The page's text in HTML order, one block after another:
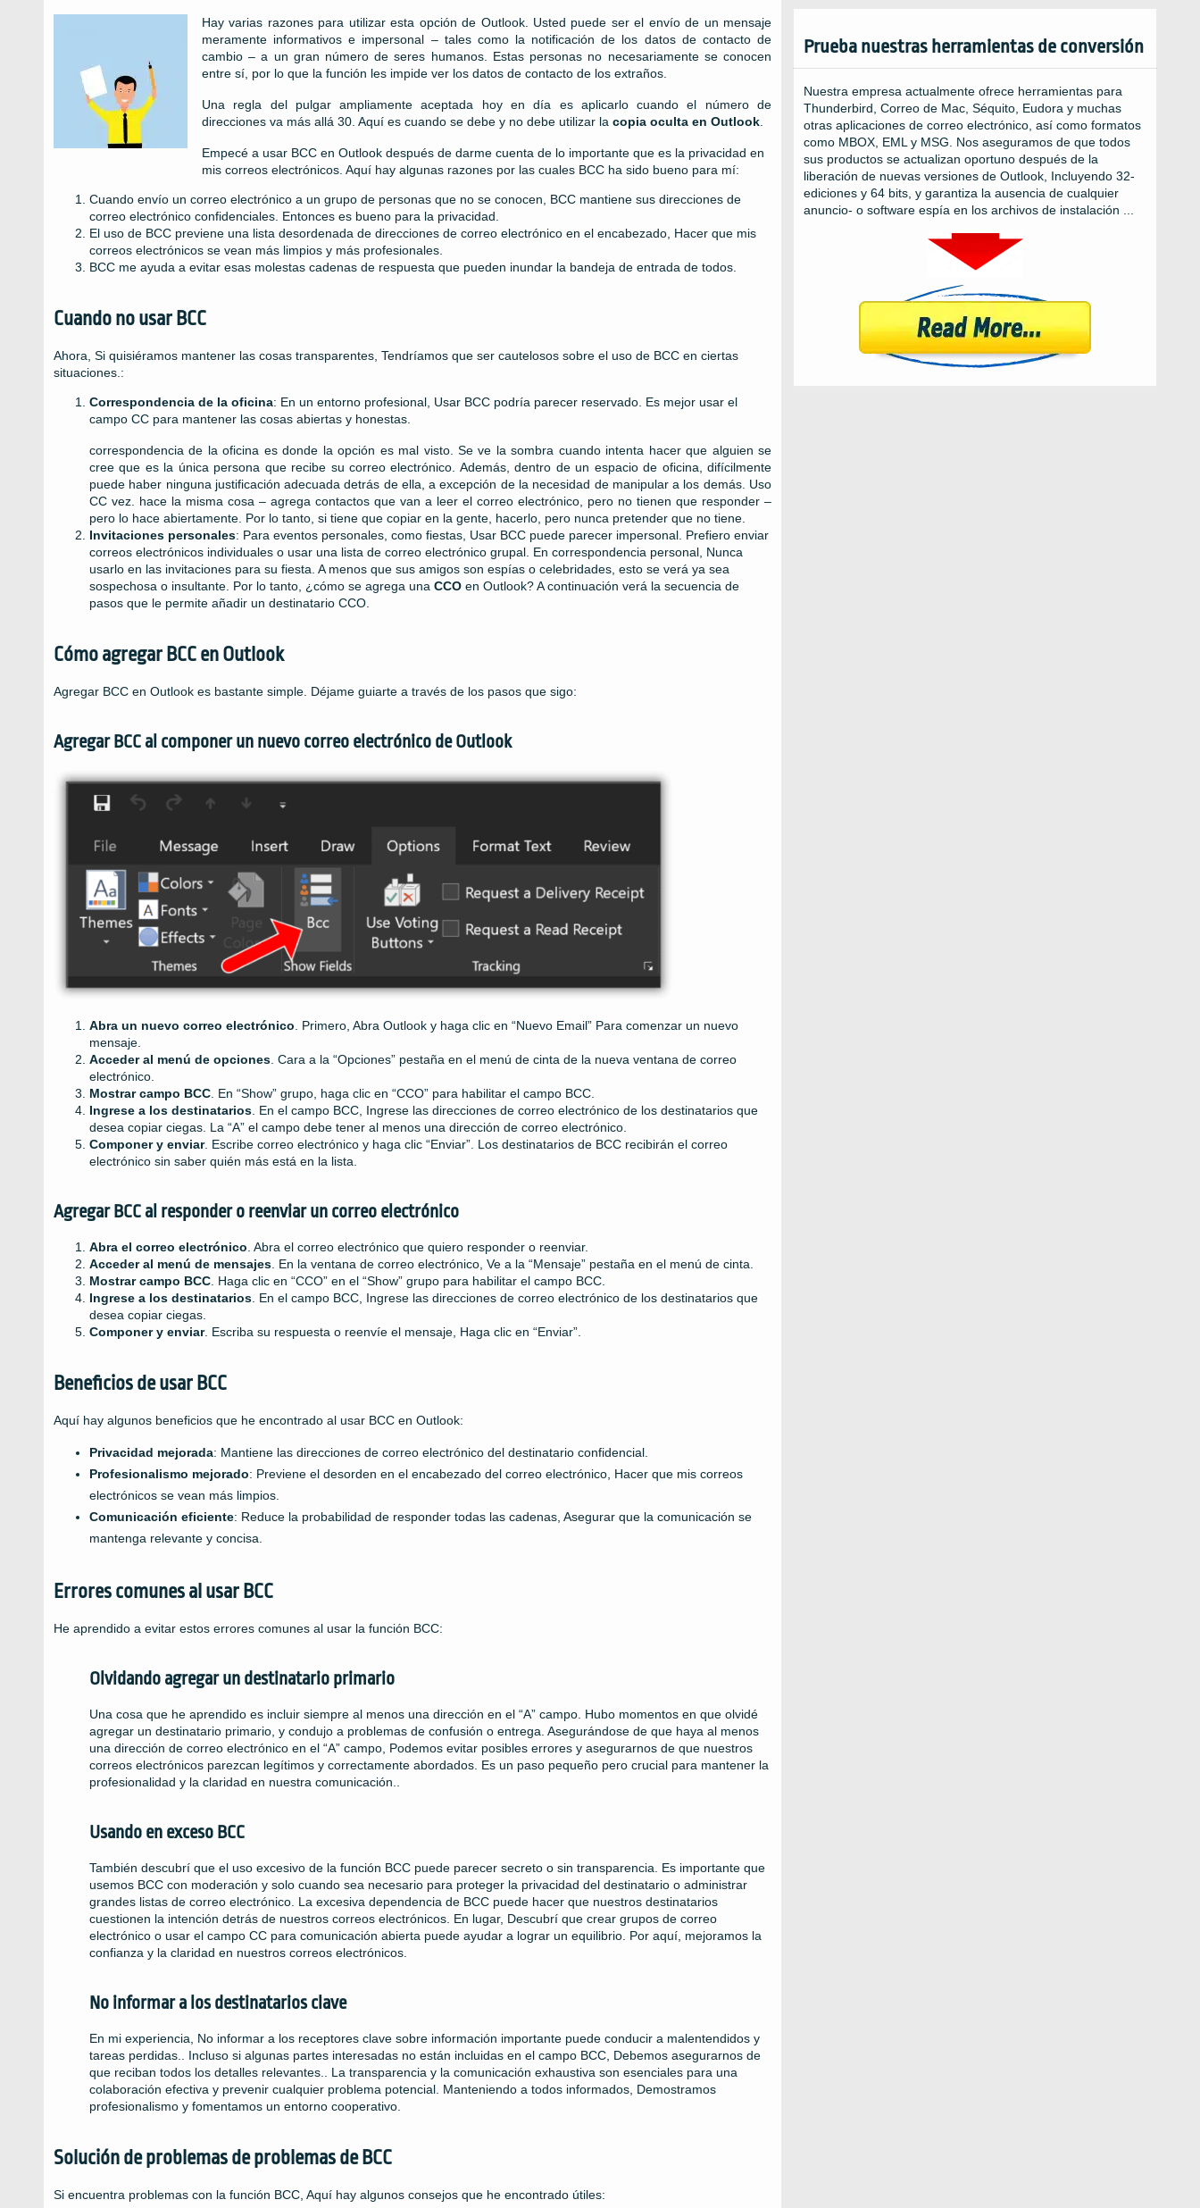
Hay varias razones para utilizar esta opción de Outlook. Usted puede ser el envío de un mensaje
meramente informativos e impersonal – tales como la notificación de los datos de contacto de
cambio – a un gran número de seres humanos. Estas personas no necesariamente se conocen
entre sí, por lo que la función les impide ver los datos de contacto de los extraños.
Una regla del pulgar ampliamente aceptada hoy en día es aplicarlo cuando el número de
direcciones va más allá 30. Aquí es cuando se debe y no debe utilizar la copia oculta en Outlook
Empecé a usar BCC en Outlook después de darme cuenta de lo importante que es la privacidad en
mis correos electrónicos. Aquí hay algunas razones por las cuales BCC ha sido bueno para mí:
Cuando envío un correo electrónico a un grupo de personas que no se conocen, BCC mantiene sus direcciones de
correo electrónico confidenciales. Entonces es bueno para la privacidad.
El uso de BCC previene una lista desordenada de direcciones de correo electrónico en el encabezado, Hacer que mis
correos electrónicos se vean más limpios y más profesionales.
BCC me ayuda a evitar esas molestas cadenas de respuesta que pueden inundar la bandeja de entrada de todos.
Cuando no usar BCC
Ahora, Si quisiéramos mantener las cosas transparentes, Tendríamos que ser cautelosos sobre el uso de BCC en ciertas
situaciones.:
Correspondencia de la oficina: En un entorno profesional, Usar BCC podría parecer reservado. Es mejor usar el
campo CC para mantener las cosas abiertas y honestas.
correspondencia de la oficina es donde la opción es mal visto. Se ve la sombra cuando intenta hacer que alguien se
cree que es la única persona que recibe su correo electrónico. Además, dentro de un espacio de oficina, difícilmente
puede haber ninguna justificación adecuada detrás de ella, a excepción de la necesidad de manipular a los demás. Uso
CC vez. hace la misma cosa – agrega contactos que van a leer el correo electrónico, pero no tienen que responder –
pero lo hace abiertamente. Por lo tanto, si tiene que copiar en la gente, hacerlo, pero nunca pretender que no tiene.
Invitaciones personales: Para eventos personales, como fiestas, Usar BCC puede parecer impersonal. Prefiero enviar
correos electrónicos individuales o usar una lista de correo electrónico grupal. En correspondencia personal, Nunca
usarlo en las invitaciones para su fiesta. A menos que sus amigos son espías o celebridades, esto se verá ya sea
sospechosa o insultante. Por lo tanto, ¿cómo se agrega una CCO en Outlook? A continuación verá la secuencia de
pasos que le permite añadir un destinatario CCO.
Cómo agregar BCC en Outlook
Agregar BCC en Outlook es bastante simple. Déjame guiarte a través de los pasos que sigo:
Agregar BCC al componer un nuevo correo electrónico de Outlook
Abra un nuevo correo electrónico. Primero, Abra Outlook y haga clic en “Nuevo Email” Para comenzar un nuevo
mensaje.
Acceder al menú de opciones. Cara a la “Opciones” pestaña en el menú de cinta de la nueva ventana de correo
electrónico.
Mostrar campo BCC. En “Show” grupo, haga clic en “CCO” para habilitar el campo BCC.
Ingrese a los destinatarios. En el campo BCC, Ingrese las direcciones de correo electrónico de los destinatarios que
desea copiar ciegas. La “A” el campo debe tener al menos una dirección de correo electrónico.
Componer y enviar. Escribe correo electrónico y haga clic “Enviar”. Los destinatarios de BCC recibirán el correo
electrónico sin saber quién más está en la lista.
Agregar BCC al responder o reenviar un correo electrónico
Abra el correo electrónico. Abra el correo electrónico que quiero responder o reenviar.
Acceder al menú de mensajes. En la ventana de correo electrónico, Ve a la “Mensaje” pestaña en el menú de cinta.
Mostrar campo BCC. Haga clic en “CCO” en el “Show” grupo para habilitar el campo BCC.
Ingrese a los destinatarios. En el campo BCC, Ingrese las direcciones de correo electrónico de los destinatarios que
desea copiar ciegas.
Componer y enviar. Escriba su respuesta o reenvíe el mensaje, Haga clic en “Enviar”.
Beneficios de usar BCC
Aquí hay algunos beneficios que he encontrado al usar BCC en Outlook:
Privacidad mejorada: Mantiene las direcciones de correo electrónico del destinatario confidencial.
Profesionalismo mejorado: Previene el desorden en el encabezado del correo electrónico, Hacer que mis correos
electrónicos se vean más limpios.
Comunicación eficiente: Reduce la probabilidad de responder todas las cadenas, Asegurar que la comunicación se
mantenga relevante y concisa.
Errores comunes al usar BCC
He aprendido a evitar estos errores comunes al usar la función BCC:
Olvidando agregar un destinatario primario
Una cosa que he aprendido es incluir siempre al menos una dirección en el “A” campo. Hubo momentos en que olvidé
agregar un destinatario primario, y condujo a problemas de confusión o entrega. Asegurándose de que haya al menos
una dirección de correo electrónico en el “A” campo, Podemos evitar posibles errores y asegurarnos de que nuestros
correos electrónicos parezcan legítimos y correctamente abordados. Es un paso pequeño pero crucial para mantener la
profesionalidad y la claridad en nuestra comunicación..
Usando en exceso BCC
También descubrí que el uso excesivo de la función BCC puede parecer secreto o sin transparencia. Es importante que
usemos BCC con moderación y solo cuando sea necesario para proteger la privacidad del destinatario o administrar
grandes listas de correo electrónico. La excesiva dependencia de BCC puede hacer que nuestros destinatarios
cuestionen la intención detrás de nuestros correos electrónicos. En lugar, Descubrí que crear grupos de correo
electrónico o usar el campo CC para comunicación abierta puede ayudar a lograr un equilibrio. Por aquí, mejoramos la
confianza y la claridad en nuestros correos electrónicos.
No informar a los destinatarios clave
En mi experiencia, No informar a los receptores clave sobre información importante puede conducir a malentendidos y
tareas perdidas.. Incluso si algunas partes interesadas no están incluidas en el campo BCC, Debemos asegurarnos de
que reciban todos los detalles relevantes.. La transparencia y la comunicación exhaustiva son esenciales para una
colaboración efectiva y prevenir cualquier problema potencial. Manteniendo a todos informados, Demostramos
profesionalismo y fomentamos un entorno cooperativo.
Solución de problemas de problemas de BCC
Si encuentra problemas con la función BCC, Aquí hay algunos consejos que he encontrado útiles:
Prueba nuestras herramientas de conversión
Nuestra empresa actualmente ofrece herramientas para
Thunderbird, Correo de Mac, Séquito, Eudora y muchas
otras aplicaciones de correo electrónico, así como formatos
como MBOX, EML y MSG. Nos aseguramos de que todos
sus productos se actualizan oportuno después de la
liberación de nuevas versiones de Outlook, Incluyendo 32-
ediciones y 64 bits, y garantiza la ausencia de cualquier
anuncio- o software espía en los archivos de instalación ...